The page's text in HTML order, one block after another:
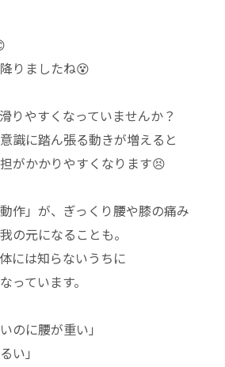
りましたね😵
りやすくなっていませんか？
識に踏ん張る動きが増えると
がかかりやすくなります😣
作」が、ぎっくり腰や膝の痛み
の元になることも。
には知らないうちに
っています。
のに腰が重い」
い」